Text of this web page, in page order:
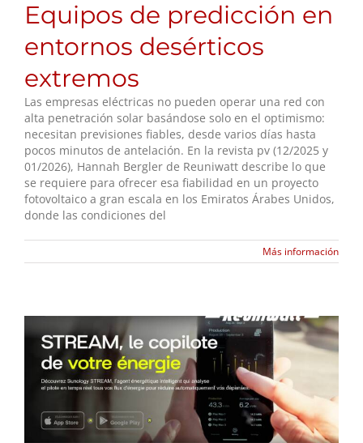
Equipos de predicción en
entornos desérticos
extremos
Las empresas eléctricas no pueden operar una red con
alta penetración solar basándose solo en el optimismo:
necesitan previsiones fiables, desde varios días hasta
pocos minutos de antelación. En la revista pv (12/2025 y
01/2026), Hannah Bergler de Reuniwatt describe lo que
se requiere para ofrecer esa fiabilidad en un proyecto
fotovoltaico a gran escala en los Emiratos Árabes Unidos,
donde las condiciones del
Más información